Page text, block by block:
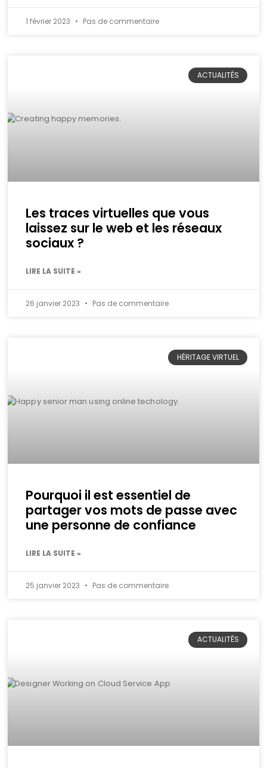
1 février 2023 Pas de commentaire
ACTUALITÉS
Les traces virtuelles que vous
laissez sur le web et les réseaux
sociaux ?
LIRE LA SUITE »
26 janvier 2023 Pas de commentaire
HÉRITAGE VIRTUEL
Pourquoi il est essentiel de
partager vos mots de passe avec
une personne de confiance
LIRE LA SUITE »
25 janvier 2023 Pas de commentaire
ACTUALITÉS